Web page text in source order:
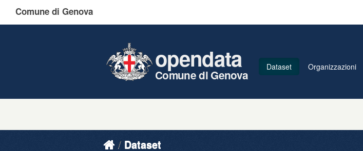
Comune di Genova
opendata
Comune di Genova
Dataset Organizzazioni
Dataset